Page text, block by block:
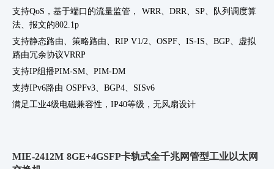
支持QoS，基于端口的流量监管， WRR、DRR、SP、队列调度算
法、报文的802.1p
支持静态路由、策略路由、 RIP V1/2、OSPF、IS-IS、BGP、虚拟
路由冗余协议VRRP
支持IP组播PIM-SM、PIM-DM
支持IPv6路由 OSPFv3、BGP4、SISv6
满足工业4级电磁兼容性，IP40等级，无风扇设计
MIE-2412M 8GE+4GSFP卡轨式全千兆网管型工业以太网